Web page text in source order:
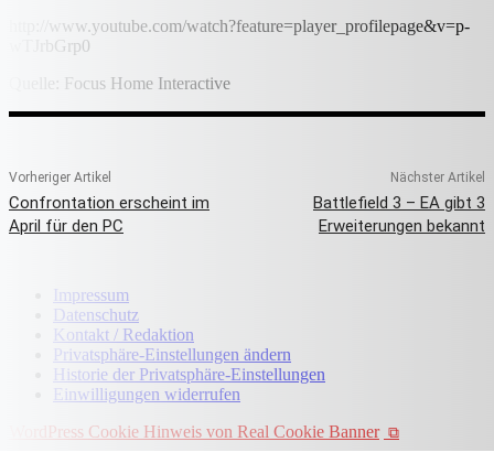
http://www.youtube.com/watch?feature=player_profilepage&v=p-
wTJrbGrp0
Quelle: Focus Home Interactive
Vorheriger Artikel
Confrontation erscheint im
April für den PC
Nächster Artikel
Battlefield 3 – EA gibt 3
Erweiterungen bekannt
Impressum
Datenschutz
Kontakt / Redaktion
Privatsphäre-Einstellungen ändern
Historie der Privatsphäre-Einstellungen
Einwilligungen widerrufen
WordPress Cookie Hinweis von Real Cookie Banner